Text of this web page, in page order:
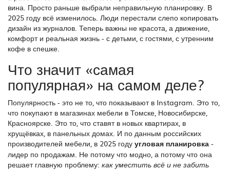
вина. Просто раньше выбрали неправильную планировку. В
2025 году всё изменилось. Люди перестали слепо копировать
дизайн из журналов. Теперь важны не красота, а движение,
комфорт и реальная жизнь - с детьми, с гостями, с утренним
кофе в спешке.
Что значит «самая
популярная» на самом деле?
Популярность - это не то, что показывают в Instagram. Это то,
что покупают в магазинах мебели в Томске, Новосибирске,
Красноярске. Это то, что ставят в новых квартирах, в
хрущёвках, в панельных домах. И по данным российских
производителей мебели, в 2025 году угловая планировка -
лидер по продажам. Не потому что модно, а потому что она
решает главную проблему: как уместить всё и не забить